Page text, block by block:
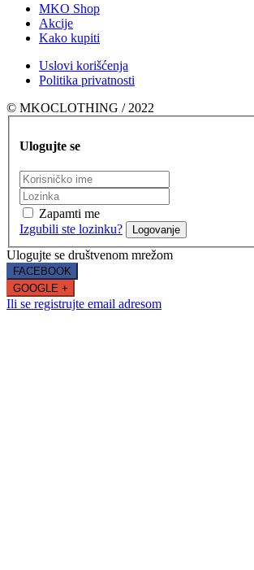
MKO Shop
Akcije
Kako kupiti
Uslovi korišćenja
Politika privatnosti
© MKOCLOTHING / 2022
Ulogujte se
Zapamti me
Izgubili ste lozinku?
Logovanje
Ulogujte se društvenom mrežom
FACEBOOK
GOOGLE +
Ili se registrujte email adresom